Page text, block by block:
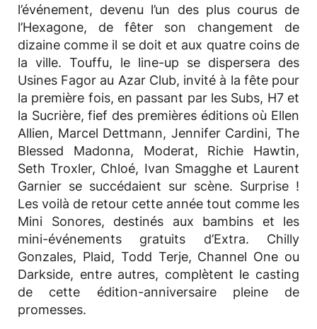
l’événement, devenu l’un des plus courus de
l’Hexagone, de fêter son changement de
dizaine comme il se doit et aux quatre coins de
la ville. Touffu, le line-up se dispersera des
Usines Fagor au Azar Club, invité à la fête pour
la première fois, en passant par les Subs, H7 et
la Sucrière, fief des premières éditions où Ellen
Allien, Marcel Dettmann, Jennifer Cardini, The
Blessed Madonna, Moderat, Richie Hawtin,
Seth Troxler, Chloé, Ivan Smagghe et Laurent
Garnier se succédaient sur scène. Surprise !
Les voilà de retour cette année tout comme les
Mini Sonores, destinés aux bambins et les
mini-événements gratuits d’Extra. Chilly
Gonzales, Plaid, Todd Terje, Channel One ou
Darkside, entre autres, complètent le casting
de cette édition-anniversaire pleine de
promesses.